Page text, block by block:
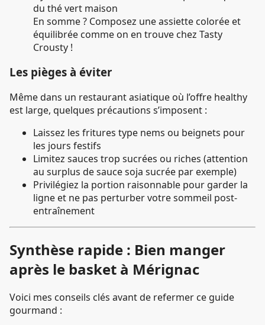
du thé vert maison
En somme ? Composez une assiette colorée et
équilibrée comme on en trouve chez Tasty
Crousty !
Les pièges à éviter
Même dans un restaurant asiatique où l’offre healthy
est large, quelques précautions s’imposent :
Laissez les fritures type nems ou beignets pour
les jours festifs
Limitez sauces trop sucrées ou riches (attention
au surplus de sauce soja sucrée par exemple)
Privilégiez la portion raisonnable pour garder la
ligne et ne pas perturber votre sommeil post-
entraînement
Synthèse rapide : Bien manger
après le basket à Mérignac
Voici mes conseils clés avant de refermer ce guide
gourmand :